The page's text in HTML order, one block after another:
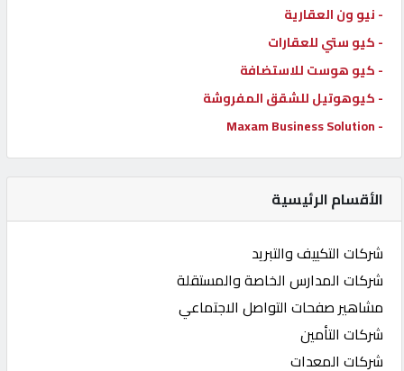
- نيو ون العقارية
- كيو ستي للعقارات
- كيو هوست للاستضافة
- كيوهوتيل للشقق المفروشة
- Maxam Business Solution
الأقسام الرئيسية
شركات التكييف والتبريد
شركات المدارس الخاصة والمستقلة
مشاهير صفحات التواصل الاجتماعي
شركات التأمين
شركات المعدات